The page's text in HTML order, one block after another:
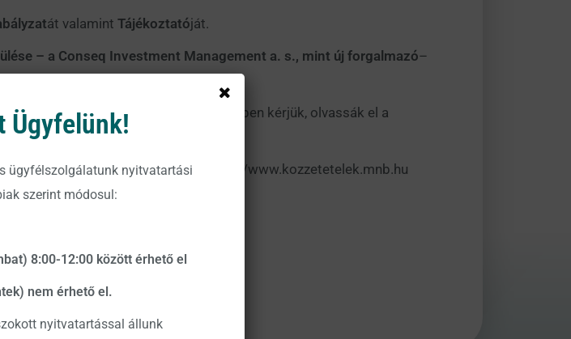
át valamint Tájékoztatóját.
– a Conseq Investment Management a. s., mint új forgalmazó–
és részletes tájékoztatás érdekében kérjük, olvassák el a
hivatalos közzétételi helyein, a https://www.kozzetetelek.mnb.hu
weboldalon.
Ügyfelünk!
ügyfélszolgálatunk nyitvatartási
szerint módosul:
8:00-12:00 között érhető el
nem érhető el.
nyitvatartással állunk